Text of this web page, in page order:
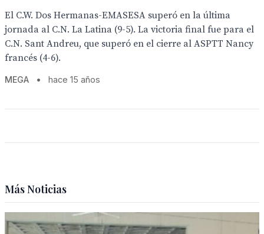
El C.W. Dos Hermanas-EMASESA superó en la última
jornada al C.N. La Latina (9-5). La victoria final fue para el
C.N. Sant Andreu, que superó en el cierre al ASPTT Nancy
francés (4-6).
MEGA • hace 15 años
Más Noticias